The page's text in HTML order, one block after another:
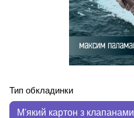
Тип обкладинки
М'який картон з клапанами